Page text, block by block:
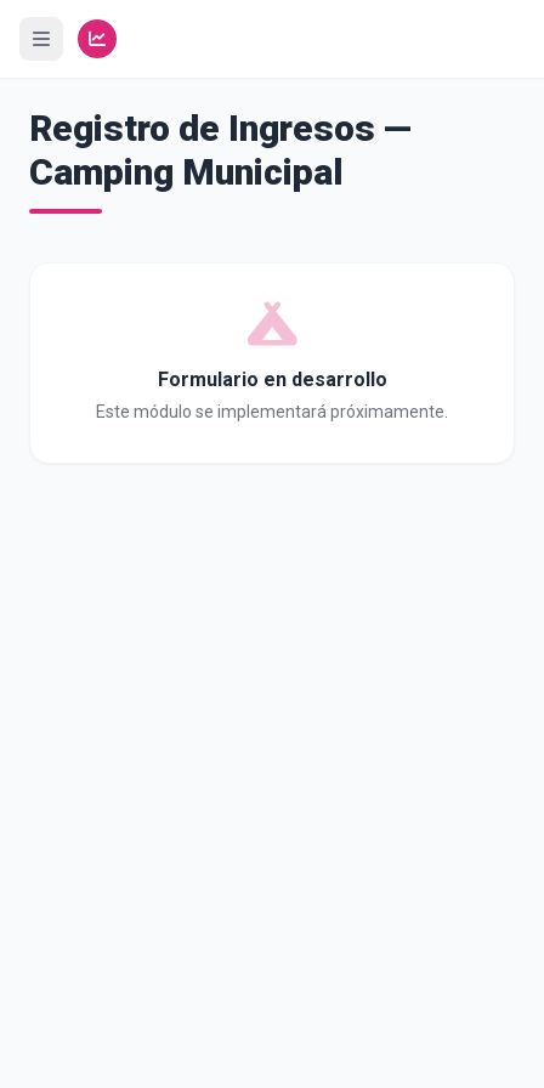
Registro de Ingresos —
Camping Municipal
Formulario en desarrollo
Este módulo se implementará próximamente.